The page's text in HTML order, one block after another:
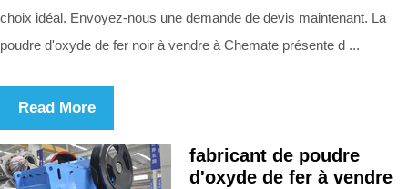
choix idéal. Envoyez-nous une demande de devis maintenant. La
poudre d'oxyde de fer noir à vendre à Chemate présente d ...
Read More
fabricant de poudre
d'oxyde de fer à vendre